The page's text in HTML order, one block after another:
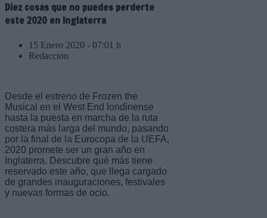
Diez cosas que no puedes perderte
este 2020 en Inglaterra
15 Enero 2020 - 07:01 h
Redaccion
Desde el estreno de Frozen the
Musical en el West End londinense
hasta la puesta en marcha de la ruta
costera más larga del mundo, pasando
por la final de la Eurocopa de la UEFA,
2020 promete ser un gran año en
Inglaterra. Descubre qué más tiene
reservado este año, que llega cargado
de grandes inauguraciones, festivales
y nuevas formas de ocio.